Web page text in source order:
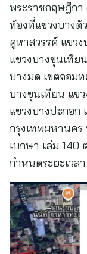
พระราชกฤษฎีกา
ท้องที่แขวงบางด้
คูหาสวรรค์ แขว
แขวงบางขุนเทีย
บางมด เขตจอม
บางขุนเทียน แข
แขวงบางปะกอก
กรุงเทพมหานคร
เบกษา เล่ม 140
กำหนดระยะเวล